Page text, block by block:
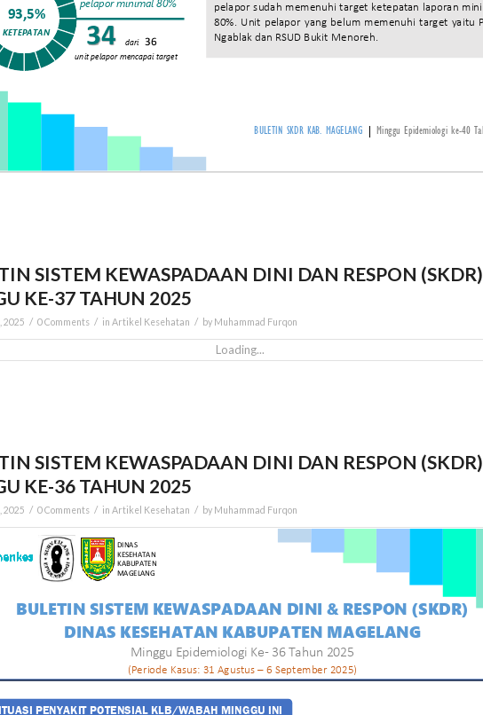
SISTEM KEWASPADAAN DINI DAN RESPON (SKDR)
KE-37 TAHUN 2025
2025 / 0 Comments / in Artikel Kesehatan / by Muhammad Furqon
Loading...
SISTEM KEWASPADAAN DINI DAN RESPON (SKDR)
KE-36 TAHUN 2025
2025 / 0 Comments / in Artikel Kesehatan / by Muhammad Furqon